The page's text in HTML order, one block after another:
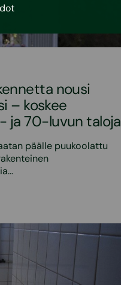
nousi
– koskee
ja 70-luvun taloja
päälle puukoolattu